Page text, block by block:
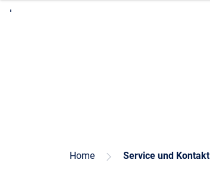
direkt
Home Service und Kontakt